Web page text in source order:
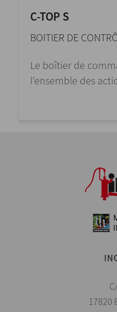
C-TOP S
BOITIER DE
Le boîtier de
l’ensemble des
17820